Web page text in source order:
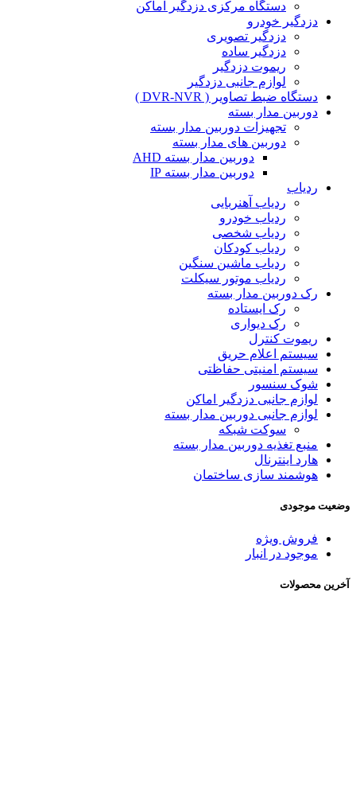
دستگاه مرکزی دزدگیر اماکن
دزدگیر خودرو
دزدگیر تصویری
دزدگیر ساده
ریموت دزدگیر
لوازم جانبی دزدگیر
دستگاه ضبط تصاویر ( DVR-NVR )
دوربین مدار بسته
تجهیزات دوربین مدار بسته
دوربین های مدار بسته
دوربین مدار بسته AHD
دوربین مدار بسته IP
ردیاب
ردیاب آهنربایی
ردیاب خودرو
ردیاب شخصی
ردیاب کودکان
ردیاب ماشین سنگین
ردیاب موتور سیکلت
رک دوربین مدار بسته
رک ایستاده
رک دیواری
ریموت کنترل
سیستم اعلام حریق
سیستم امنیتی حفاظتی
شوک سنسور
لوازم جانبی دزدگیر اماکن
لوازم جانبی دوربین مدار بسته
سوکت شبکه
منبع تغذیه دوربین مدار بسته
هارد اینترنال
هوشمند سازی ساختمان
وضعیت موجودی
فروش ویژه
موجود در انبار
آخرین محصولات